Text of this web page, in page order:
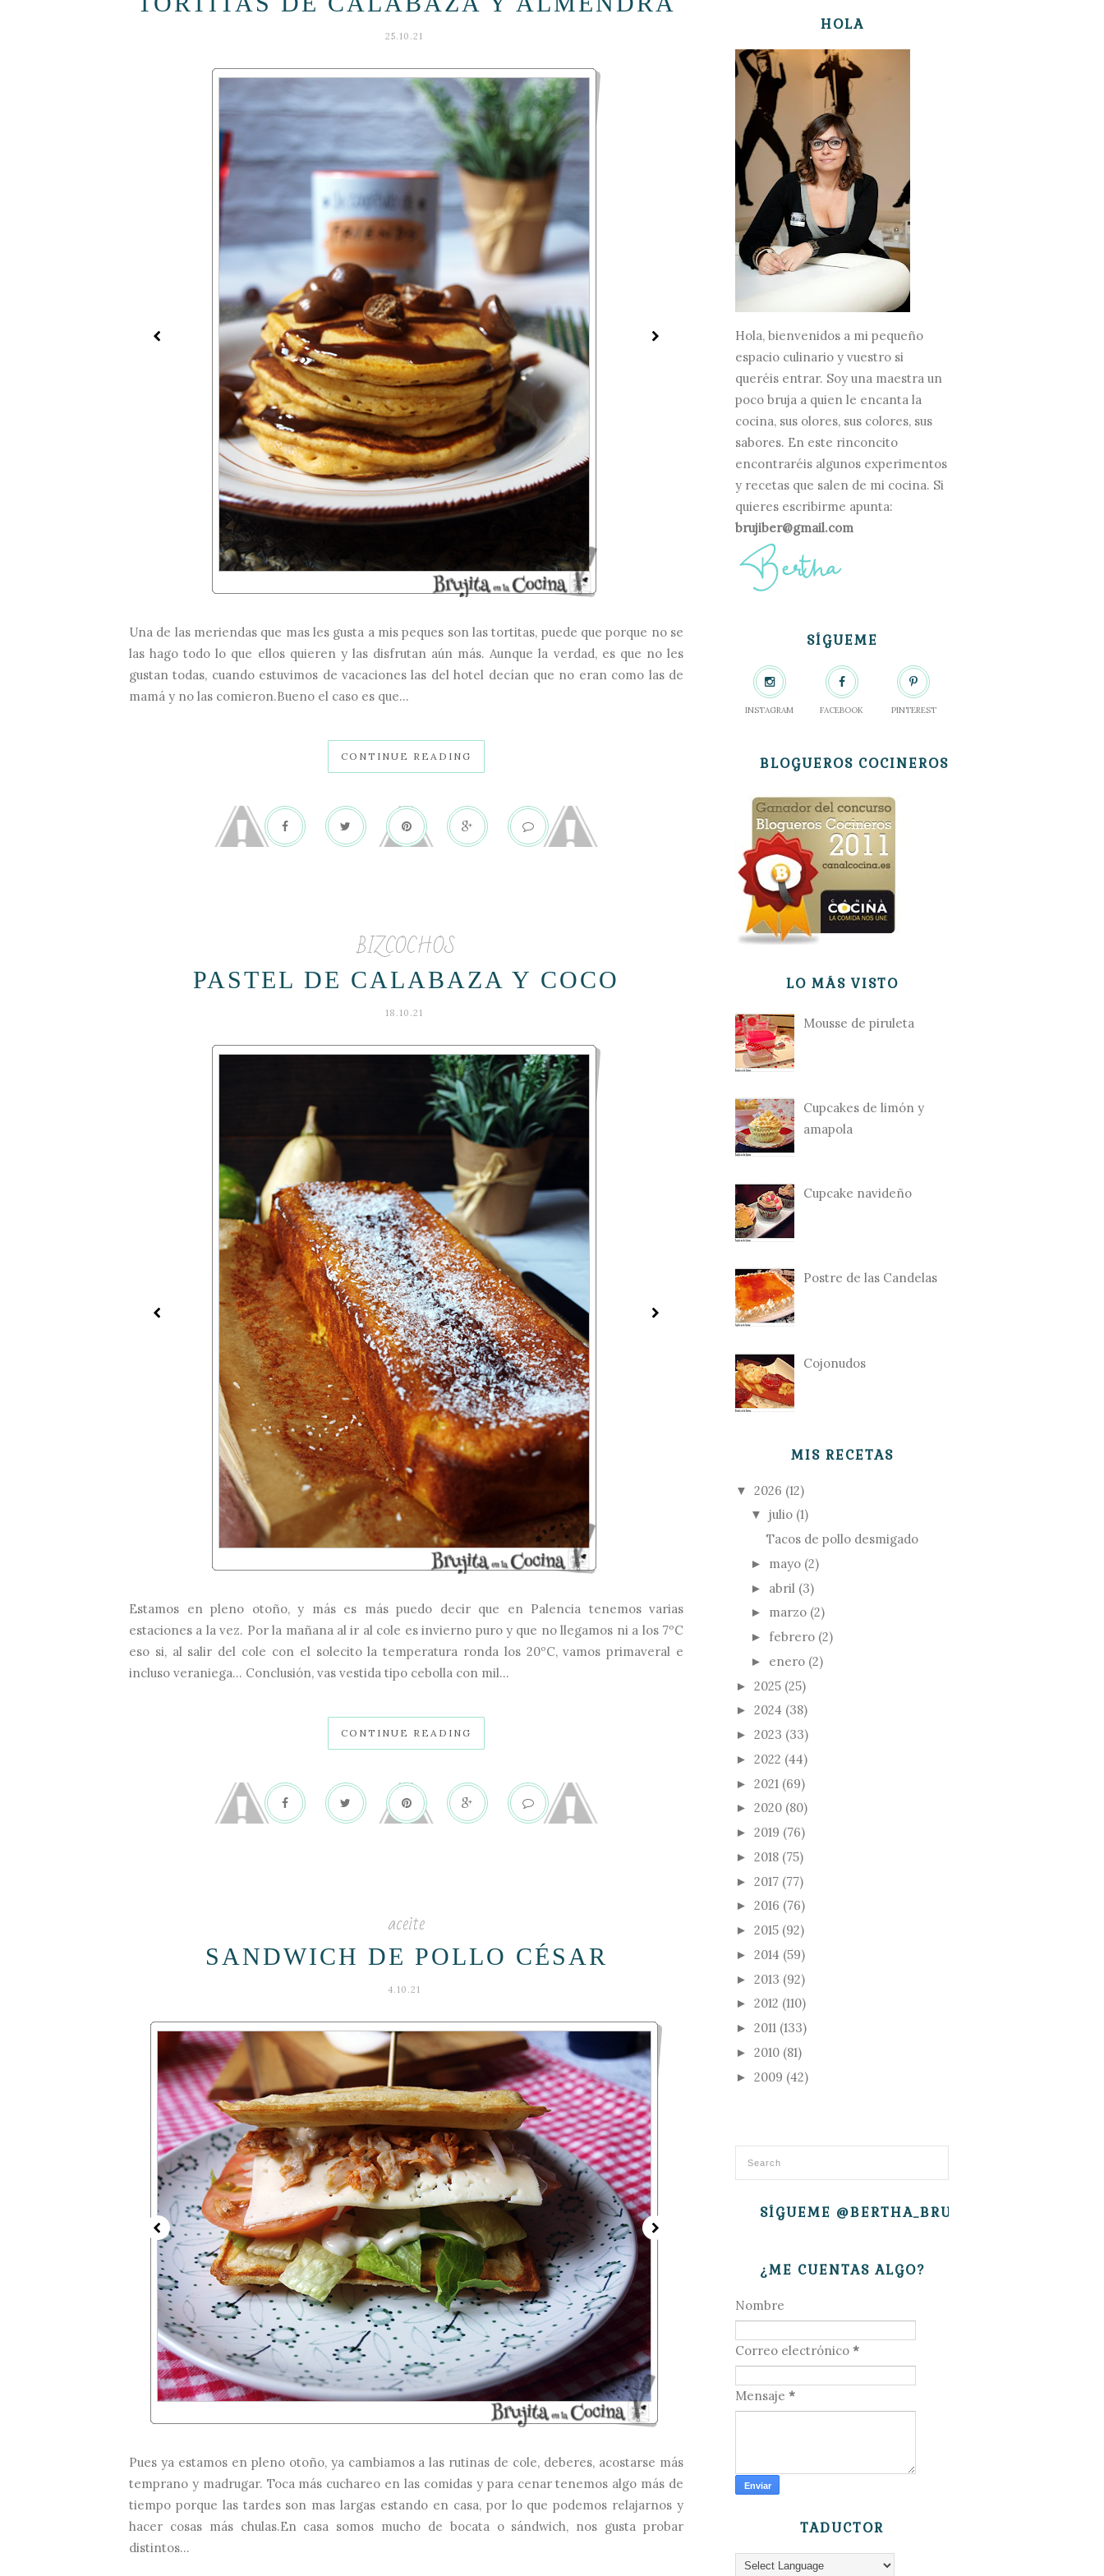
25.10.21
Una de las meriendas que mas les gusta a mis peques son las tortitas, puede que porque no se
las hago todo lo que ellos quieren y las disfrutan aún más. Aunque la verdad, es que no les
gustan todas, cuando estuvimos de vacaciones las del hotel decían que no eran como las de
mamá y no las comieron.Bueno el caso es que...
CONTINUE READING
BIZCOCHOS
PASTEL DE CALABAZA Y COCO
18.10.21
Estamos en pleno otoño, y más es más puedo decir que en Palencia tenemos varias
estaciones a la vez. Por la mañana al ir al cole es invierno puro y que no llegamos ni a los 7ºC
eso si, al salir del cole con el solecito la temperatura ronda los 20ºC, vamos primaveral e
incluso veraniega... Conclusión, vas vestida tipo cebolla con mil...
CONTINUE READING
aceite
SANDWICH DE POLLO CÉSAR
4.10.21
Pues ya estamos en pleno otoño, ya cambiamos a las rutinas de cole, deberes, acostarse más
temprano y madrugar. Toca más cuchareo en las comidas y para cenar tenemos algo más de
tiempo porque las tardes son mas largas estando en casa, por lo que podemos relajarnos y
hacer cosas más chulas.En casa somos mucho de bocata o sándwich, nos gusta probar
distintos...
HOLA
Hola, bienvenidos a mi pequeño
espacio culinario y vuestro si
queréis entrar. Soy una maestra un
poco bruja a quien le encanta la
cocina, sus olores, sus colores, sus
sabores. En este rinconcito
encontraréis algunos experimentos
y recetas que salen de mi cocina. Si
quieres escribirme apunta:
brujiber@gmail.com
SÍGUEME
INSTAGRAM FACEBOOK PINTEREST
BLOGUEROS COCINEROS
LO MÁS VISTO
Mousse de piruleta
Cupcakes de limón y
amapola
Cupcake navideño
Postre de las Candelas
Cojonudos
MIS RECETAS
▼ 2026 (12)
▼ julio (1)
Tacos de pollo desmigado
► mayo (2)
► abril (3)
► marzo (2)
► febrero (2)
► enero (2)
► 2025 (25)
► 2024 (38)
► 2023 (33)
► 2022 (44)
► 2021 (69)
► 2020 (80)
► 2019 (76)
► 2018 (75)
► 2017 (77)
► 2016 (76)
► 2015 (92)
► 2014 (59)
► 2013 (92)
► 2012 (110)
► 2011 (133)
► 2010 (81)
► 2009 (42)
SÍGUEME @BERTHA_BRUJITA
¿ME CUENTAS ALGO?
Nombre
Correo electrónico *
Mensaje *
TADUCTOR